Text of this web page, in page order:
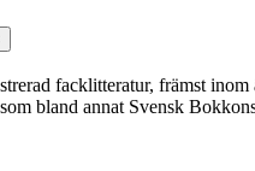
facklitteratur, främst
bland annat Svensk